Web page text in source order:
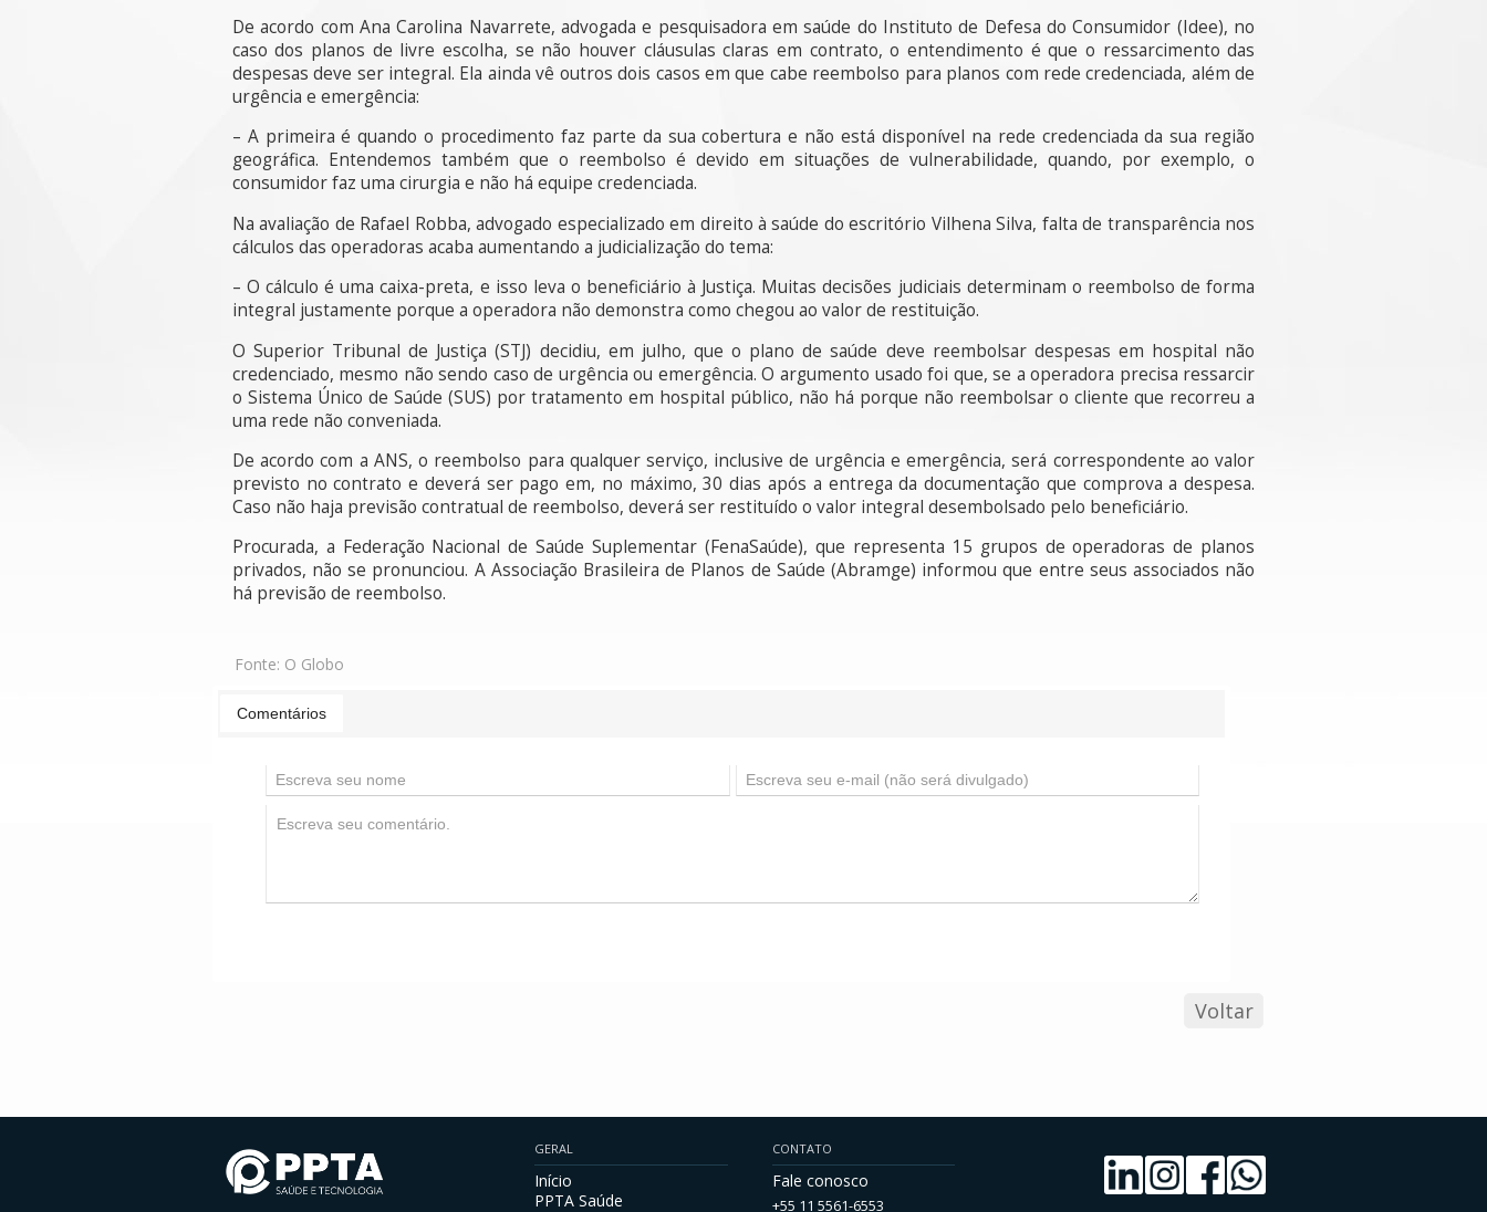
De acordo com Ana Carolina Navarrete, advogada e pesquisadora em saúde do Instituto de Defesa do Consumidor (Idee), no
caso dos planos de livre escolha, se não houver cláusulas claras em contrato, o entendimento é que o ressarcimento das
despesas deve ser integral. Ela ainda vê outros dois casos em que cabe reembolso para planos com rede credenciada, além de
urgência e emergência:
– A primeira é quando o procedimento faz parte da sua cobertura e não está disponível na rede credenciada da sua região
geográfica. Entendemos também que o reembolso é devido em situações de vulnerabilidade, quando, por exemplo, o
consumidor faz uma cirurgia e não há equipe credenciada.
Na avaliação de Rafael Robba, advogado especializado em direito à saúde do escritório Vilhena Silva, falta de transparência nos
cálculos das operadoras acaba aumentando a judicialização do tema:
– O cálculo é uma caixa-preta, e isso leva o beneficiário à Justiça. Muitas decisões judiciais determinam o reembolso de forma
integral justamente porque a operadora não demonstra como chegou ao valor de restituição.
O Superior Tribunal de Justiça (STJ) decidiu, em julho, que o plano de saúde deve reembolsar despesas em hospital não
credenciado, mesmo não sendo caso de urgência ou emergência. O argumento usado foi que, se a operadora precisa ressarcir
o Sistema Único de Saúde (SUS) por tratamento em hospital público, não há porque não reembolsar o cliente que recorreu a
uma rede não conveniada.
De acordo com a ANS, o reembolso para qualquer serviço, inclusive de urgência e emergência, será correspondente ao valor
previsto no contrato e deverá ser pago em, no máximo, 30 dias após a entrega da documentação que comprova a despesa.
Caso não haja previsão contratual de reembolso, deverá ser restituído o valor integral desembolsado pelo beneficiário.
Procurada, a Federação Nacional de Saúde Suplementar (FenaSaúde), que representa 15 grupos de operadoras de planos
privados, não se pronunciou. A Associação Brasileira de Planos de Saúde (Abramge) informou que entre seus associados não
há previsão de reembolso.
Fonte: O Globo
Comentários
Voltar
GERAL
Início
PPTA Saúde
CONTATO
Fale conosco
+55 11 5561-6553